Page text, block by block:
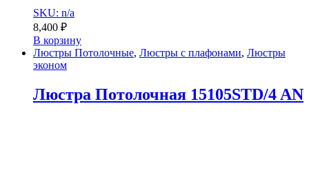
SKU: n/a
8,400 ₽
В корзину
Люстры Потолочные, Люстры с плафонами, Люстры
эконом
Люстра Потолочная 15105STD/4 AN